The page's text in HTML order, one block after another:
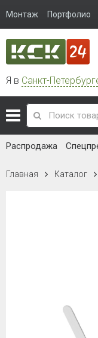
Монтаж Портфолио
Я в Санкт-
Распродажа
Главная Каталог